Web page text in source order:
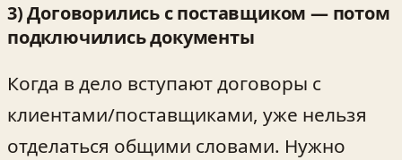
3) Договорились с поставщиком — потом
подключились документы
Когда в дело вступают договоры с
клиентами/поставщиками, уже нельзя
отделаться общими словами. Нужно